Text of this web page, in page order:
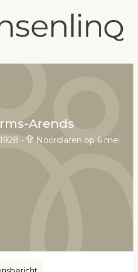
Arends
•
Noordlaren op 6 mei